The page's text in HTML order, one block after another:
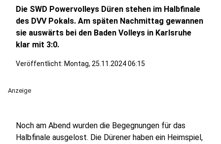
Die SWD Powervolleys Düren stehen im Halbfinale
des DVV Pokals. Am späten Nachmittag gewannen
sie auswärts bei den Baden Volleys in Karlsruhe
klar mit 3:0.
Veröffentlicht: Montag, 25.11.2024 06:15
Anzeige
Noch am Abend wurden die Begegnungen für das
Halbfinale ausgelost. Die Dürener haben ein Heimspiel,